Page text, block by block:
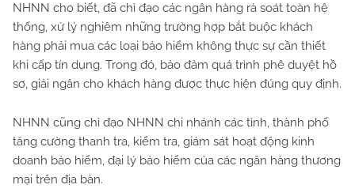
NHNN cho biết, đã chỉ đạo các ngân hàng rà soát toàn hệ
thống, xử lý nghiêm những trường hợp bắt buộc khách
hàng phải mua các loại bảo hiểm không thực sự cần thiết
khi cấp tín dụng. Trong đó, bảo đảm quá trình phê duyệt hồ
sơ, giải ngân cho khách hàng được thực hiện đúng quy định.
NHNN cũng chỉ đạo NHNN chi nhánh các tỉnh, thành phố
tăng cường thanh tra, kiểm tra, giám sát hoạt động kinh
doanh bảo hiểm, đại lý bảo hiểm của các ngân hàng thương
mại trên địa bàn.